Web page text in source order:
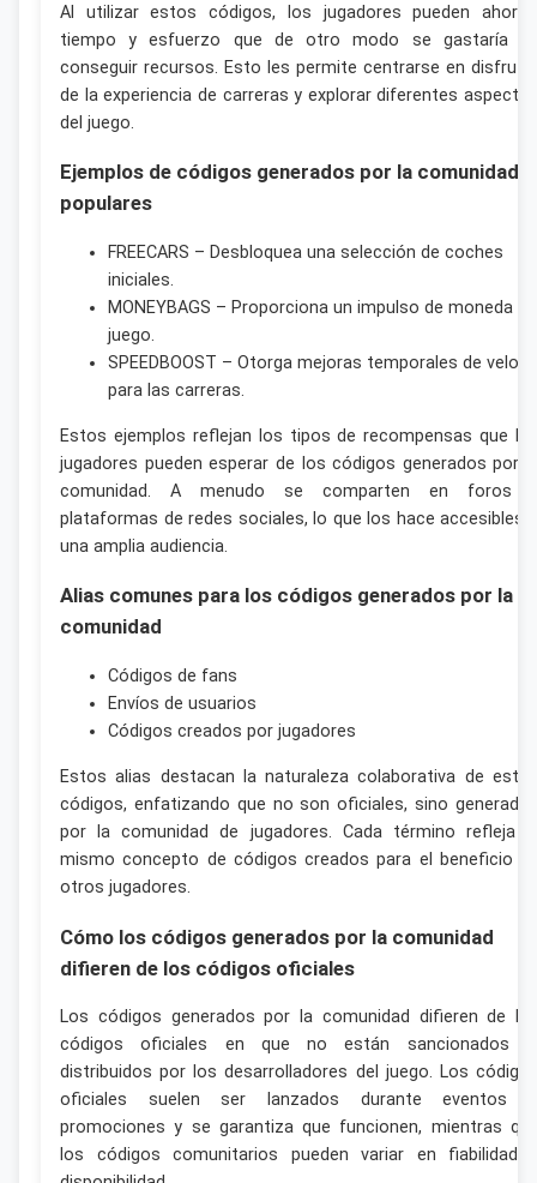
Al utilizar estos códigos, los jugadores pueden
tiempo y esfuerzo que de otro modo se gastaría
conseguir recursos. Esto les permite centrarse en
de la experiencia de carreras y explorar diferentes
del juego.
Ejemplos de códigos generados por la comunidad
populares
FREECARS – Desbloquea una selección de coches
iniciales.
MONEYBAGS – Proporciona un impulso de moneda
juego.
SPEEDBOOST – Otorga mejoras temporales de
para las carreras.
Estos ejemplos reflejan los tipos de recompensas que
jugadores pueden esperar de los códigos generados por
comunidad. A menudo se comparten en foros
plataformas de redes sociales, lo que los hace accesibles
una amplia audiencia.
Alias comunes para los códigos generados por la
comunidad
Códigos de fans
Envíos de usuarios
Códigos creados por jugadores
Estos alias destacan la naturaleza colaborativa de
códigos, enfatizando que no son oficiales, sino
por la comunidad de jugadores. Cada término refleja
mismo concepto de códigos creados para el beneficio
otros jugadores.
Cómo los códigos generados por la comunidad
difieren de los códigos oficiales
Los códigos generados por la comunidad difieren de
códigos oficiales en que no están sancionados
distribuidos por los desarrolladores del juego. Los
oficiales suelen ser lanzados durante eventos
promociones y se garantiza que funcionen, mientras
los códigos comunitarios pueden variar en fiabilidad